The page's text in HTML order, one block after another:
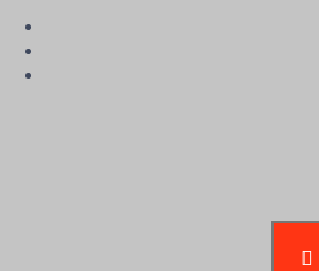
Durų rankenos